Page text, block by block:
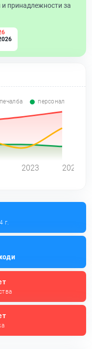
и принадлежности за
персонал
2023 2024
г.